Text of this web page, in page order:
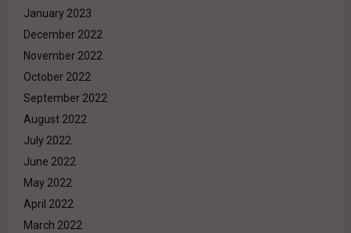
January 2023
December 2022
November 2022
October 2022
September 2022
August 2022
July 2022
June 2022
May 2022
April 2022
March 2022